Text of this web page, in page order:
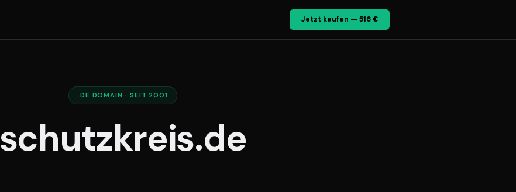
Jetzt kaufen — 516 €
.DE DOMAIN · SEIT 2001
schutzkreis.de